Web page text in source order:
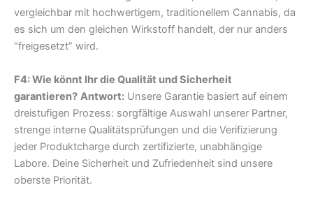
vergleichbar mit hochwertigem, traditionellem Cannabis, da
es sich um den gleichen Wirkstoff handelt, der nur anders
“freigesetzt” wird.
F4: Wie könnt Ihr die Qualität und Sicherheit
garantieren? Antwort: Unsere Garantie basiert auf einem
dreistufigen Prozess: sorgfältige Auswahl unserer Partner,
strenge interne Qualitätsprüfungen und die Verifizierung
jeder Produktcharge durch zertifizierte, unabhängige
Labore. Deine Sicherheit und Zufriedenheit sind unsere
oberste Priorität.